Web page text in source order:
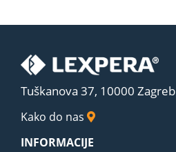
Tuškanova 37, 10000 Zagreb
Kako do nas
INFORMACIJE